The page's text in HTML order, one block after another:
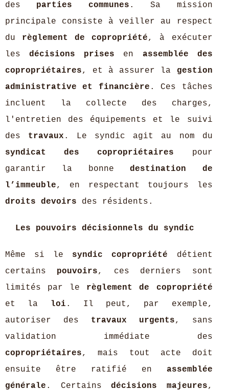
des parties communes . Sa mission
principale consiste à veiller au respect
du règlement de copropriété, à exécuter
lesdécisions prises en assemblée des
copropriétaires, et à assurer la gestion
administrative et financière . Ces tâches
incluent la collecte des charges,
l'entretien des équipements et le suivi
des travaux . Le syndic agit au nom du
syndicat des copropriétaires pour
garantir la bonnedestination de
l’immeuble, en respectant toujours les
droits devoirs des résidents.
Les pouvoirs décisionnels du syndic
Même si le syndic copropriété détient
certains pouvoirs, ces derniers sont
limités par le règlement de copropriété
et la loi . Il peut, par exemple,
autoriser des travaux urgents, sans
validation immédiate des
copropriétaires, mais tout acte doit
ensuite être ratifié en assemblée
générale . Certainsdécisions majeures,